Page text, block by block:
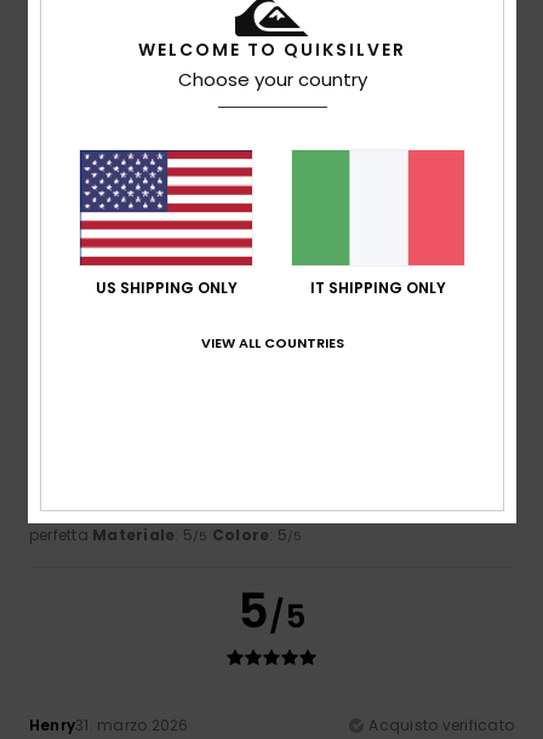
5/5
Perfette
Mostra originale - Castellano
Comfort: 5/5 Rapporto qualità-prezzo
grandeMateriale: 5/5 Colore
Consiglio questo prodotto
5/5
Comfort: 5/5 Rapporto qualità-prezzo: 5/5 Taglia: Taglia
perfetta Materiale: 5/5 Colore: 5/5
5/5
Henry31. marzo 2026
Acquisto verificato
WELCOME TO QUIKSILVER
Choose your country
US SHIPPING ONLY IT SHIPPING ONLY
VIEW ALL COUNTRIES